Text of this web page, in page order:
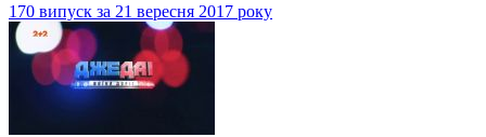
170 випуск за 21 вересня 2017 року